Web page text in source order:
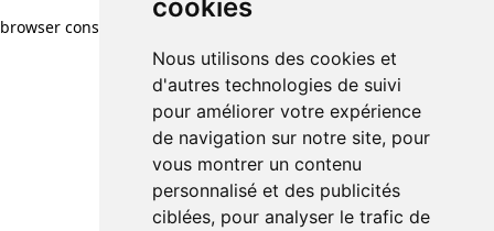
cookies
Nous utilisons des cookies et
d'autres technologies de suivi
pour améliorer votre expérience
de navigation sur notre site, pour
vous montrer un contenu
personnalisé et des publicités
ciblées, pour analyser le trafic de
browser console for more information)